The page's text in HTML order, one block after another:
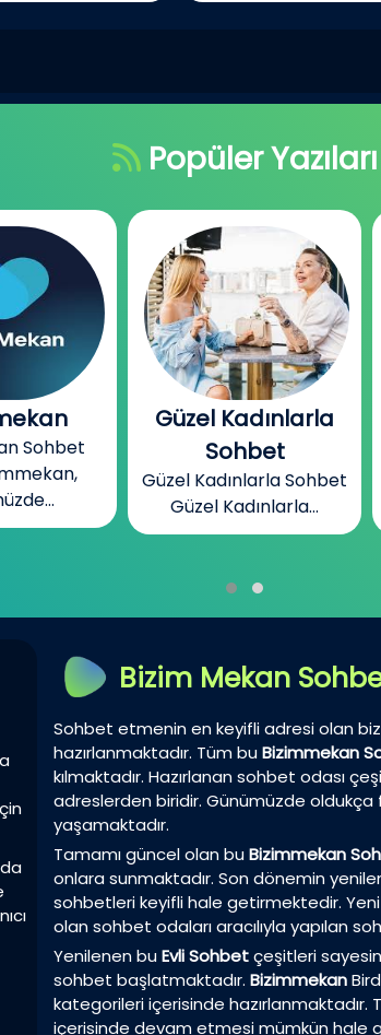
Popüler Yazıları
Sohbet
Cinsel Cafe
Sohbet Siteleri
Cinsel Cafe Sohbet
Siteleri Cinsel...
Bizim Mekan
Sohbet etmenin en keyifli adresi olan
hazırlanmaktadır. Tüm buBizimmekan
kılmaktadır. Hazırlanan sohbet odası
adreslerden biridir. Günümüzde oldukça
yaşamaktadır.
Tamamı güncel olan buBizimmekan
onlara sunmaktadır. Son dönemin
sohbetleri keyifli hale getirmektedir.
olan sohbet odaları aracılıyla yapılan
Yenilenen buEvli Sohbetçeşitleri
sohbet başlatmaktadır. Bizimmekan
kategorileri içerisinde
içerisinde devam etmesi mümkün hale